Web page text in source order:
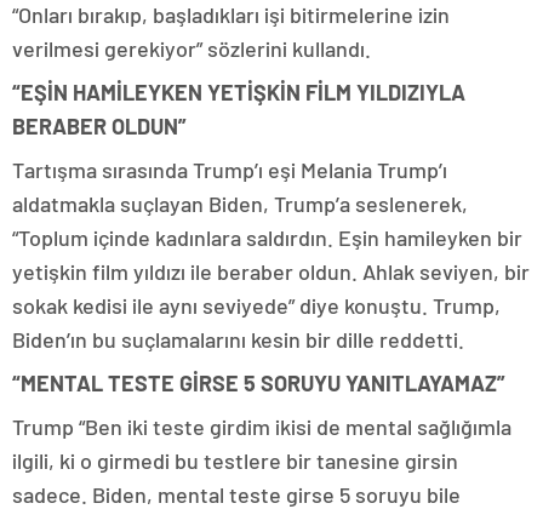
“Onları bırakıp, başladıkları işi bitirmelerine izin
verilmesi gerekiyor” sözlerini kullandı.
“EŞİN HAMİLEYKEN YETİŞKİN FİLM YILDIZIYLA
BERABER OLDUN”
Tartışma sırasında Trump’ı eşi Melania Trump’ı
aldatmakla suçlayan Biden, Trump’a seslenerek,
“Toplum içinde kadınlara saldırdın. Eşin hamileyken bir
yetişkin film yıldızı ile beraber oldun. Ahlak seviyen, bir
sokak kedisi ile aynı seviyede” diye konuştu. Trump,
Biden’ın bu suçlamalarını kesin bir dille reddetti.
“MENTAL TESTE GİRSE 5 SORUYU YANITLAYAMAZ”
Trump “Ben iki teste girdim ikisi de mental sağlığımla
ilgili, ki o girmedi bu testlere bir tanesine girsin
sadece. Biden, mental teste girse 5 soruyu bile